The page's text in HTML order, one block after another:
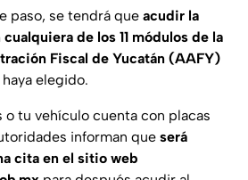
paso, se tendrá que acudir la
de los 11 módulos de la
Fiscal de Yucatán (AAFY)
elegido.
o tu vehículo cuenta con placas
informan que será
cita en el sitio web